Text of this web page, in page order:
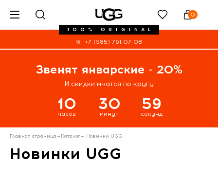
100% ORIGINAL
0
+7 (985) 761-07-08
Звенят январские - 20%
И скидки мчатся по кругу
10
часов
30
минут
58
секунд
Главная страница— Каталог— Новинки UGG
Новинки UGG